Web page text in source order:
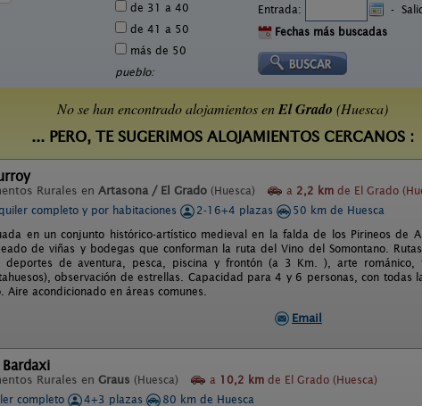
de 31 a 40
de 41 a 50
más de 50
pueblo:
Entrada:
-
Fechas más buscadas
No se han encontrado alojamientos enEl Grado (Huesca)
... PERO, TE SUGERIMOS ALOJAMIENTOS CERCANOS :
Rurales en Artasona / El Grado (Huesca) a 2,2 km de El Grado
completo y por habitaciones
2-16+4 plazas
50 km de Huesca
en un conjunto histórico-artístico medieval en la falda de los Pirineos de
de viñas y bodegas que conforman la ruta del Vino del Somontano.
deportes de aventura, pesca, piscina y frontón (a 3 Km. ), arte
observación de estrellas. Capacidad para 4 y 6 personas, con todas
Aire acondicionado en áreas comunes.
Email
Bardaxi
Rurales en Graus (Huesca) a 10,2 km de El Grado (Huesca)
completo
4+3 plazas 80 km de Huesca